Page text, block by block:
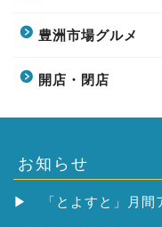
豊洲市場グルメ
開店・閉店
お知らせ
▶ 「とよすと」月